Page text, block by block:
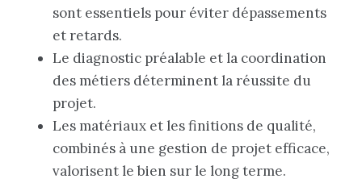
sont essentiels pour éviter dépassements
et retards.
Le diagnostic préalable et la coordination
des métiers déterminent la réussite du
projet.
Les matériaux et les finitions de qualité,
combinés à une gestion de projet efficace,
valorisent le bien sur le long terme.